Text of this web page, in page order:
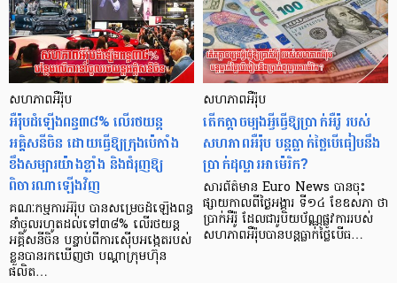
សហភាពអឺរ៉ុប
អឺរ៉ុបដំឡើងពន្ធ៣៨% លើរថយន្ត
អគ្គិសនីចិន ដោយធ្វើឱ្យក្រុងប៉េកាំង
ខឹងសម្បារយ៉ាងខ្លាំង និងជំរុញឱ្យ
ពិចារណាឡើងវិញ
គណៈកម្មការអឺរ៉ុប បានសម្រេចដំឡើងពន្ធ
នាំចូលរហូតដល់ទៅ៣៨% លើរថយន្ត
អគ្គិសនីចិន បន្ទាប់ពីការស៊ើបអង្កេតរបស់
ខ្លួនបានរកឃើញថា បណ្ដាក្រុមហ៊ុន
ផលិត…
សហភាពអឺរ៉ុប
តើកត្តាចម្បងអ្វីធ្វើឱ្យប្រាក់អឺរ៉ូ របស់
សហភាពអឺរ៉ុប បន្តធ្លាក់ថ្លៃបើធៀបនឹង
ប្រាក់ដុល្លារអាម៉េរិក?
សារព័ត៌មាន Euro News បានចុះ
ផ្សាយកាលពីថ្ងៃអង្គារ ទី១៤ ខែឧសភា ថា
ប្រាក់អឺរ៉ូ ដែលជារូបិយប័ណ្ណផ្លូវការរបស់
សហភាពអឺរ៉ុបបានបន្តធ្លាក់ថ្លៃបើធ…